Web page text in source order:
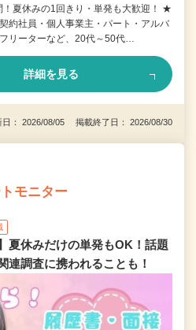
！夏休みの1回きり・単発も大歓迎！ ★
約社員・個人事業主・パート・アルバ
リーターなど、20代～50代…
詳細を見る
日： 2026/08/05 掲載終了日： 2026/08/30
モニター
夏休みだけの単発もOK！話題
連調査に携われることも！